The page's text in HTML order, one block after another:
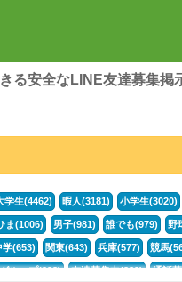
る安全なLINE友達募集掲
学生(4462) 暇人(3181) 小学生(3020)
ま(1006) 男子(981) 誰でも(979) 野
学(653) 関東(643) 兵庫(577) 競馬
ループ(388) 友達募集中(382) 通話